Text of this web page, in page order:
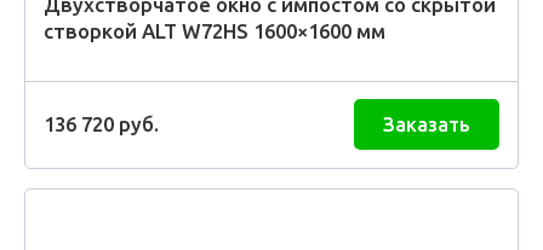
створкой ALT W72HS 1600×1600 мм
136 720 руб. Заказать